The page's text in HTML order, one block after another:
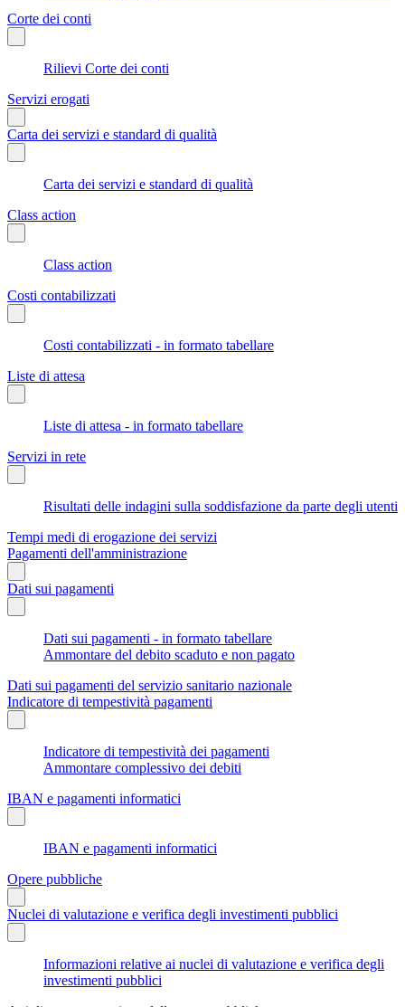
Corte dei conti
Rilievi Corte dei conti
Servizi erogati
Carta dei servizi e standard di qualità
Carta dei servizi e standard di qualità
Class action
Class action
Costi contabilizzati
Costi contabilizzati - in formato tabellare
Liste di attesa
Liste di attesa - in formato tabellare
Servizi in rete
Risultati delle indagini sulla soddisfazione da parte degli utenti
Tempi medi di erogazione dei servizi
Pagamenti dell'amministrazione
Dati sui pagamenti
Dati sui pagamenti - in formato tabellare
Ammontare del debito scaduto e non pagato
Dati sui pagamenti del servizio sanitario nazionale
Indicatore di tempestività pagamenti
Indicatore di tempestività dei pagamenti
Ammontare complessivo dei debiti
IBAN e pagamenti informatici
IBAN e pagamenti informatici
Opere pubbliche
Nuclei di valutazione e verifica degli investimenti pubblici
Informazioni relative ai nuclei di valutazione e verifica degli
investimenti pubblici